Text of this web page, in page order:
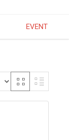
EVENT